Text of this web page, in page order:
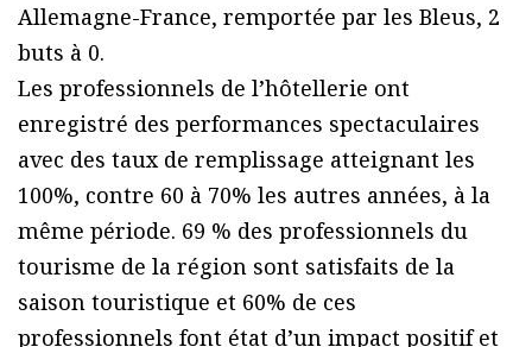
Allemagne-France, remportée par les Bleus, 2
buts à 0.
Les professionnels de lʼhôtellerie ont
enregistré des performances spectaculaires
avec des taux de remplissage atteignant les
100%, contre 60 à 70% les autres années, à la
même période. 69 % des professionnels du
tourisme de la région sont satisfaits de la
saison touristique et 60% de ces
professionnels font état d’un impact positif et